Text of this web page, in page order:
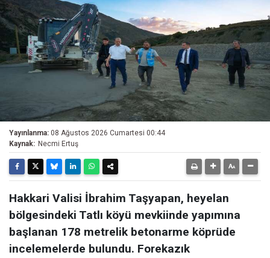
Yayınlanma: 08 Ağustos 2026 Cumartesi 00:44
Kaynak: Necmi Ertuş
Hakkari Valisi İbrahim Taşyapan, heyelan
bölgesindeki Tatlı köyü mevkiinde yapımına
başlanan 178 metrelik betonarme köprüde
incelemelerde bulundu. Forekazık